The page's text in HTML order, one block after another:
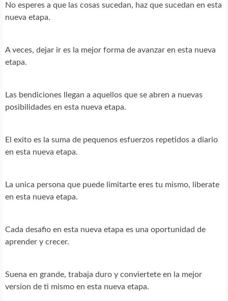
No esperes a que las cosas sucedan, haz que sucedan en esta
nueva etapa.
A veces, dejar ir es la mejor forma de avanzar en esta nueva
etapa.
Las bendiciones llegan a aquellos que se abren a nuevas
posibilidades en esta nueva etapa.
El exito es la suma de pequenos esfuerzos repetidos a diario
en esta nueva etapa.
La unica persona que puede limitarte eres tu mismo, liberate
en esta nueva etapa.
Cada desafio en esta nueva etapa es una oportunidad de
aprender y crecer.
Suena en grande, trabaja duro y conviertete en la mejor
version de ti mismo en esta nueva etapa.